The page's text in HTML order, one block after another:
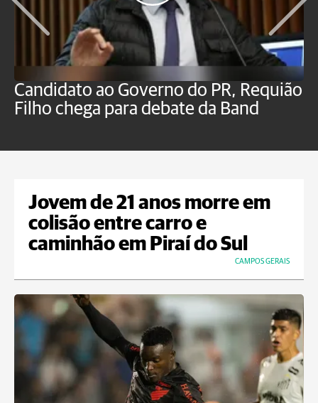
Candidato ao Governo do PR, Requião
Filho chega para debate da Band
Jovem de 21 anos morre em
colisão entre carro e
caminhão em Piraí do Sul
CAMPOS GERAIS